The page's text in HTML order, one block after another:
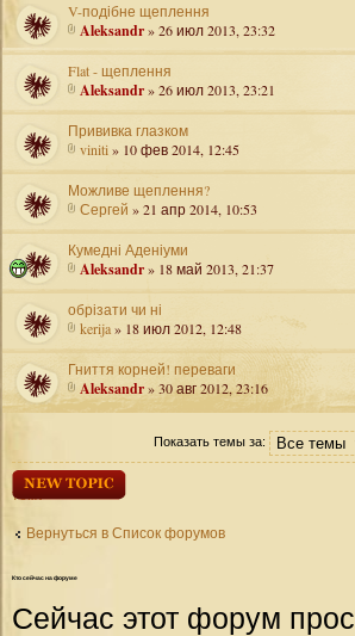
V-подібне щеплення
Aleksandr» 26 июл 2013, 23:32
Flat - щеплення
Aleksandr» 26 июл 2013, 23:21
Прививка глазком
viniti » 10 фев 2014, 12:45
Можливе щеплення?
Сергей » 21 апр 2014, 10:53
Кумедні Аденіуми
Aleksandr» 18 май 2013, 21:37
обрізати чи ні
kerija» 18 июл 2012, 12:48
Гниття корней! переваги
Aleksandr» 30 авг 2012, 23:16
Показать темы за:
Начать новую
тему
Вернуться в Список форумов
Ктосейчас на форуме
Сейчас этот форум